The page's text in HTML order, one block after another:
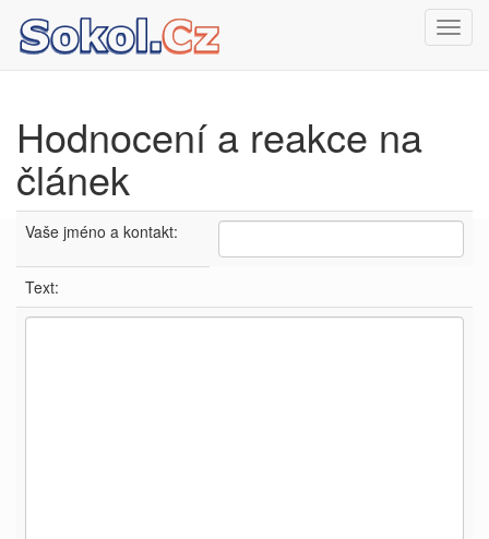
Hodnocení a reakce na
článek
Vaše jméno a kontakt:
Text: